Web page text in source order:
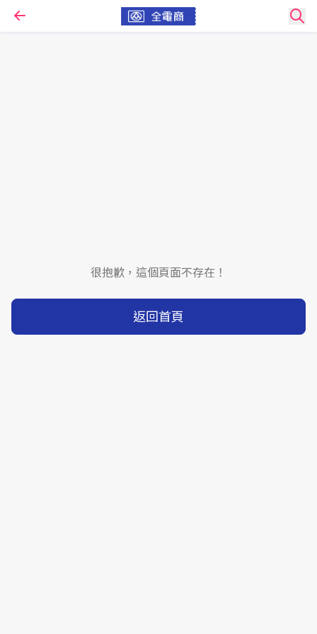
很抱歉，這個頁面不存在！
返回首頁